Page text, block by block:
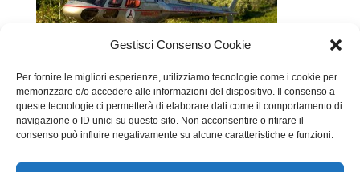
Gestisci Consenso Cookie
Per fornire le migliori esperienze, utilizziamo tecnologie come i cookie per
memorizzare e/o accedere alle informazioni del dispositivo. Il consenso a
queste tecnologie ci permetterà di elaborare dati come il comportamento di
navigazione o ID unici su questo sito. Non acconsentire o ritirare il
consenso può influire negativamente su alcune caratteristiche e funzioni.